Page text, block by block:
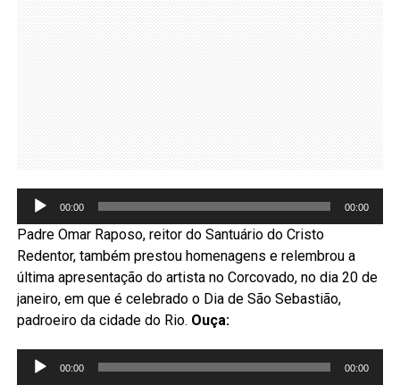
00:00 00:00
Padre Omar Raposo, reitor do Santuário do Cristo
Redentor, também prestou homenagens e relembrou a
última apresentação do artista no Corcovado, no dia 20 de
janeiro, em que é celebrado o Dia de São Sebastião,
padroeiro da cidade do Rio. Ouça:
Tocador
00:00 00:00